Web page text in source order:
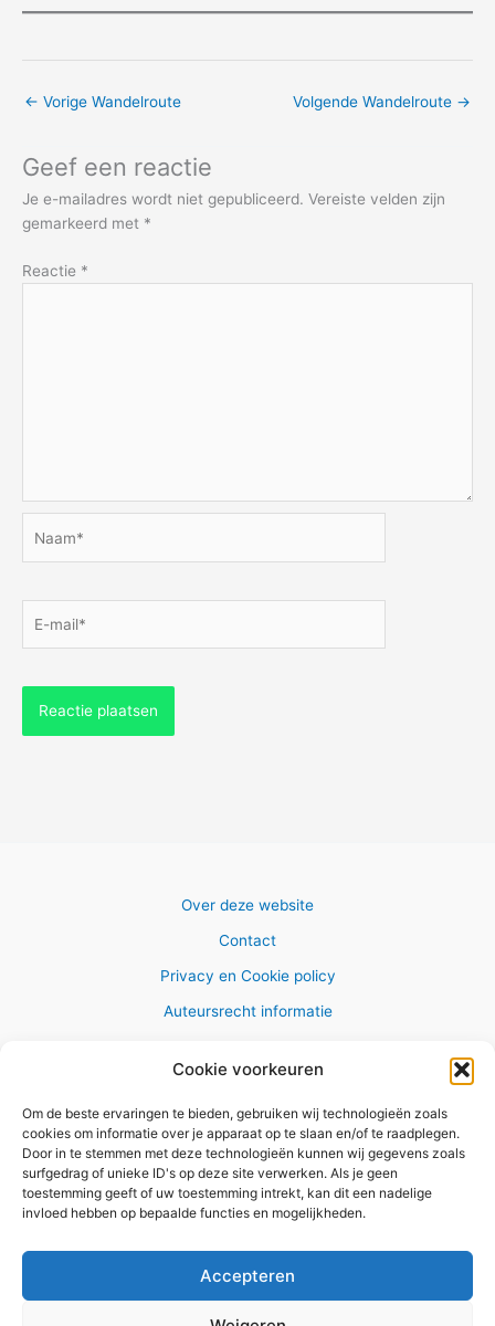
Cookie voorkeuren
Om de beste ervaringen te bieden, gebruiken wij technologieën zoals
cookies om informatie over je apparaat op te slaan en/of te raadplegen.
Door in te stemmen met deze technologieën kunnen wij gegevens zoals
surfgedrag of unieke ID's op deze site verwerken. Als je geen
toestemming geeft of uw toestemming intrekt, kan dit een nadelige
invloed hebben op bepaalde functies en mogelijkheden.
Accepteren
← Vorige Wandelroute Volgende Wandelroute →
Geef een reactie
Je e-mailadres wordt niet gepubliceerd. Vereiste velden zijn
gemarkeerd met *
Reactie *
mail*
Over deze website
Contact
Privacy en Cookie policy
Auteursrecht informatie
Copyright © 2026 AlleWandelRoutes.nl
Vul hier je e-mail adres in om het
GRATIS wandelboekje te
ontvangen